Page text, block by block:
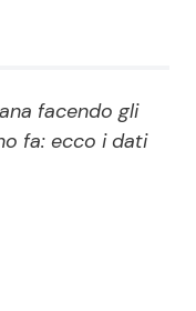
TV
facendo gli
fa: ecco i dati